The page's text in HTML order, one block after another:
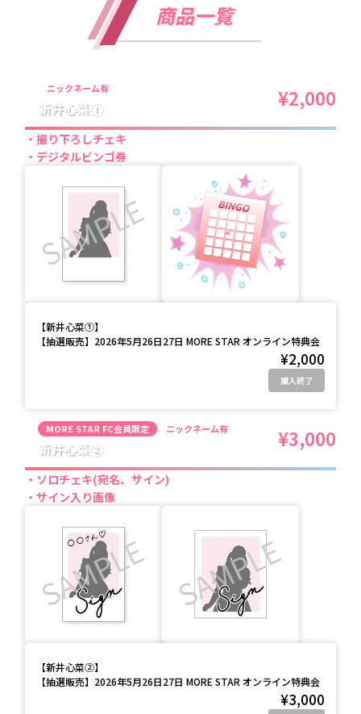
商品一覧
ニックネーム有
新井心菜① ¥2,000
撮り下ろしチェキ
デジタルビンゴ券
【新井心菜①】
【抽選販売】2026年5月26日27日 MORE STAR オンライン特典会
¥2,000
購入終了
MORE STAR FC会員限定 ニックネーム有
新井心菜② ¥3,000
ソロチェキ(宛名、サイン)
サイン入り画像
【新井心菜②】
【抽選販売】2026年5月26日27日 MORE STAR オンライン特典会
¥3,000